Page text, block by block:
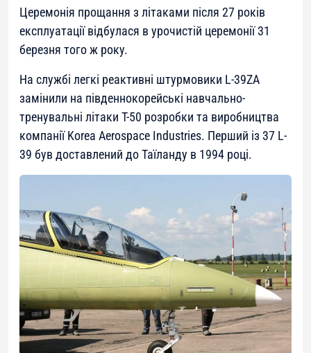
Церемонія прощання з літаками після 27 років
експлуатації відбулася в урочистій церемонії 31
березня того ж року.
На службі легкі реактивні штурмовики L-39ZA
замінили на південнокорейські навчально-
тренувальні літаки T-50 розробки та виробництва
компанії Korea Aerospace Industries. Перший із 37 L-
39 був доставлений до Таїланду в 1994 році.